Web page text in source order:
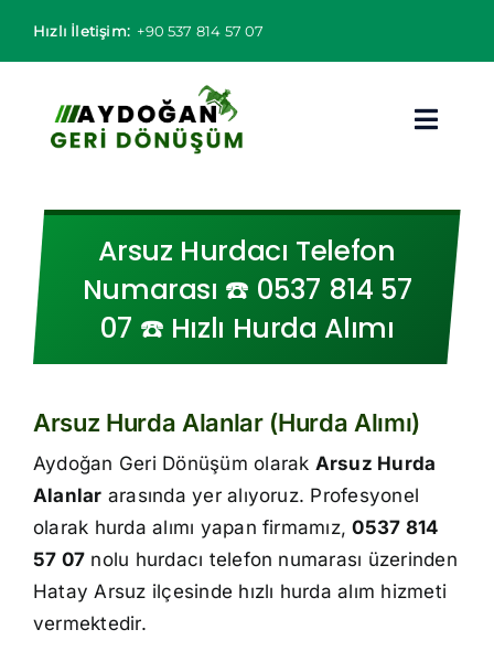
Hızlı İletişim: +90 537 814 57 07
Hurda Fiyatları
Hizmet Bölgeleri
Hakkımızda
İletişim
Arsuz Hurdacı Telefon
Numarası ☎️ 0537 814 57
07 ☎️ Hızlı Hurda Alımı
Arsuz Hurda Alanlar (Hurda Alımı)
Aydoğan Geri Dönüşüm olarak Arsuz Hurda
Alanlar arasında yer alıyoruz. Profesyonel
olarak hurda alımı yapan firmamız,0537 814
57 07 nolu hurdacı telefon numarası üzerinden
Hatay Arsuz ilçesinde hızlı hurda alım hizmeti
vermektedir.